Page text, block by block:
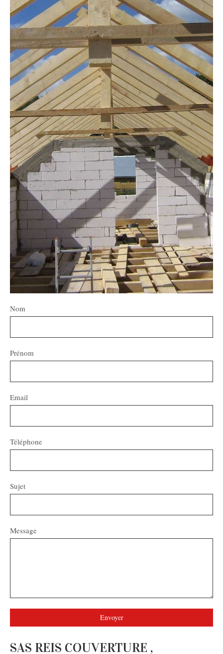
Nom
Prénom
Email
Téléphone
Sujet
Message
Envoyer
SAS REIS COUVERTURE ,